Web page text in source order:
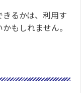
るかは、利用す
もしれません。